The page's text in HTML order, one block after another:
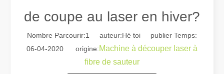
de coupe au laser en hiver?
Nombre Parcourir:1
auteur:Hé toi publier Temps:
06-04-2020 origine:Machine à découper laser à
fibre de sauteur